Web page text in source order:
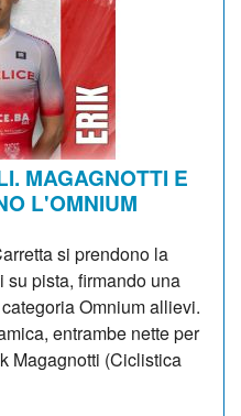
MAGAGNOTTI E
L'OMNIUM
si prendono la
pista, firmando una
Omnium allievi.
entrambe nette per
Magagnotti (Ciclistica